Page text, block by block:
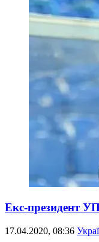
Екс-президент
17.04.2020, 08:36